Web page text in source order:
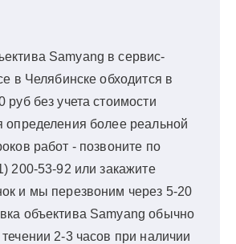
Samyang в сервис-
в Челябинске обходится в
руб без учета стоимости
определения более реальной
работ - позвоните по
200-53-92 или закажите
и мы перезвоним через 5-20
объектива Samyang обычно
2-3 часов при наличии